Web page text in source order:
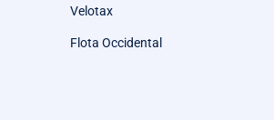
Velotax
Flota Occidental